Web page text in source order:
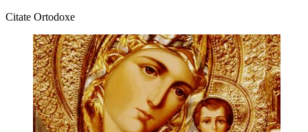
Citate Ortodoxe